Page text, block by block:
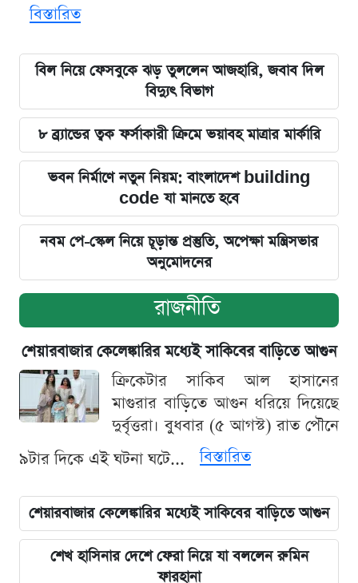
বিস্তারিত
বিল নিয়ে ফেসবুকে ঝড় তুললেন আজহারি, জবাব দিল
বিদ্যুৎ বিভাগ
৮ ব্র্যান্ডের ত্বক ফর্সাকারী ক্রিমে ভয়াবহ মাত্রার মার্কারি
ভবন নির্মাণে নতুন নিয়ম: বাংলাদেশ building
code যা মানতে হবে
নবম পে-স্কেল নিয়ে চূড়ান্ত প্রস্তুতি, অপেক্ষা মন্ত্রিসভার
অনুমোদনের
রাজনীতি
শেয়ারবাজার কেলেঙ্কারির মধ্যেই সাকিবের বাড়িতে আগুন
ক্রিকেটার সাকিব আল হাসানের
মাগুরার বাড়িতে আগুন ধরিয়ে দিয়েছে
দুর্বৃত্তরা। বুধবার (৫ আগস্ট) রাত পৌনে
৯টার দিকে এই ঘটনা ঘটে...
বিস্তারিত
শেয়ারবাজার কেলেঙ্কারির মধ্যেই সাকিবের বাড়িতে আগুন
শেখ হাসিনার দেশে ফেরা নিয়ে যা বললেন রুমিন
ফারহানা